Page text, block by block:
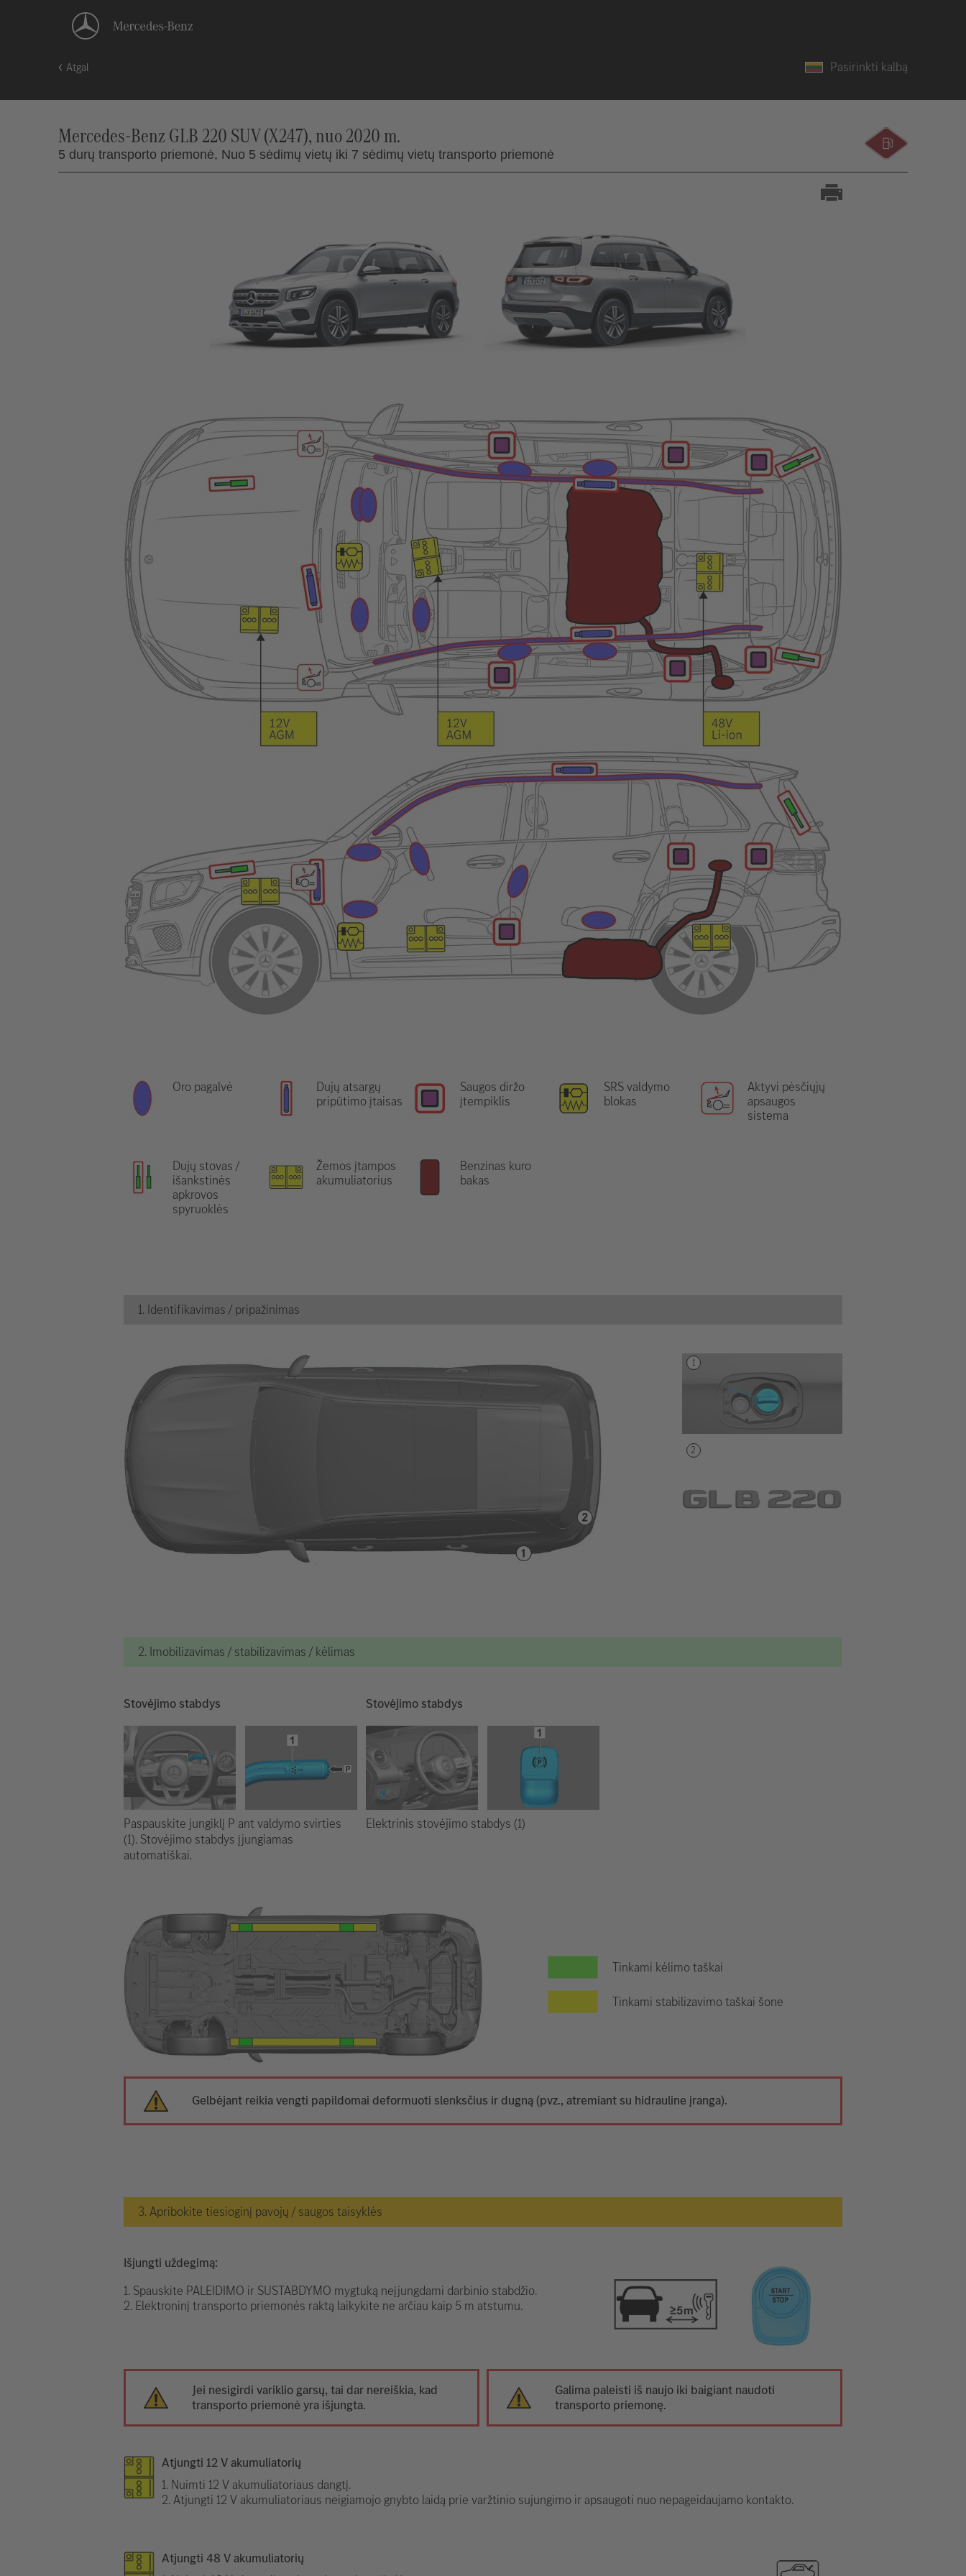
Atgal Pasirinkti kalbą
Mercedes-Benz GLB 220 SUV (X247), nuo 2020 m.
5 durų transporto priemonė, Nuo 5 sėdimų vietų iki 7 sėdimų vietų transporto priemonė
Oro pagalvė
Dujų atsargų
pripūtimo įtaisas
Saugos diržo
įtempiklis
SRS valdymo
blokas
Aktyvi pėsčiųjų
apsaugos
sistema
Dujų stovas /
išankstinės
apkrovos
spyruoklės
Žemos įtampos
akumuliatorius
Benzinas kuro
bakas
1. Identifikavimas / pripažinimas
2. Imobilizavimas / stabilizavimas / kėlimas
Stovėjimo stabdys
Paspauskite jungiklį P ant valdymo svirties
(1). Stovėjimo stabdys įjungiamas
automatiškai.
Stovėjimo stabdys
Elektrinis stovėjimo stabdys (1)
Tinkami kėlimo taškai
Tinkami stabilizavimo taškai šone
Gelbėjant reikia vengti papildomai deformuoti slenksčius ir dugną (pvz., atremiant su hidrauline įranga).
3. Apribokite tiesioginį pavojų / saugos taisyklės
Išjungti uždegimą:
1. Spauskite PALEIDIMO ir SUSTABDYMO mygtuką neįjungdami darbinio stabdžio.
2. Elektroninį transporto priemonės raktą laikykite ne arčiau kaip 5 m atstumu.
Jei nesigirdi variklio garsų, tai dar nereiškia, kad
transporto priemonė yra išjungta.
Galima paleisti iš naujo iki baigiant naudoti
transporto priemonę.
Atjungti 12 V akumuliatorių
1. Nuimti 12 V akumuliatoriaus dangtį.
2. Atjungti 12 V akumuliatoriaus neigiamojo gnybto laidą prie varžtinio sujungimo ir apsaugoti nuo nepageidaujamo kontakto.
Atjungti 48 V akumuliatorių